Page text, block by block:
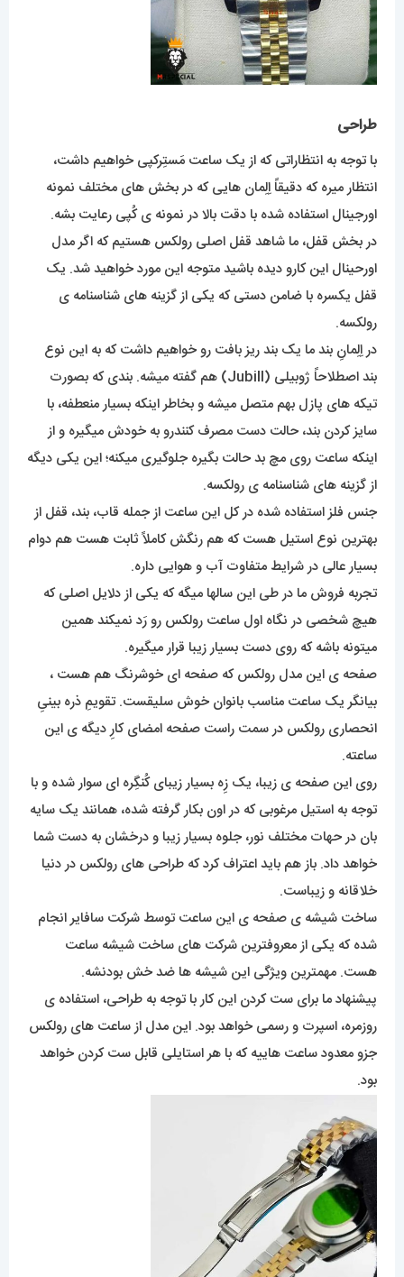
طراحی
با توجه به انتظاراتی که از یک ساعت مَستِرکپی خواهیم داشت،
انتظار میره که دقیقاً اِلِمان هایی که در بخش های مختلف نمونه
اورجینال استفاده شده با دقت بالا در نمونه ی کُپی رعایت بشه.
در بخش قفل، ما شاهد قفل اصلی رولکس هستیم که اگر مدل
اورحینال این کارو دیده باشید متوجه این مورد خواهید شد. یک
قفل یکسره با ضامن دستی که یکی از گزینه های شناسنامه ی
رولکسه.
در اِلِمانِ بند ما یک بند ریز بافت رو خواهیم داشت که به این نوع
بند اصطلاحاً ژوبیلی (Jubill) هم گفته میشه. بندی که بصورت
تیکه های پازل بهم متصل میشه و بخاطر اینکه بسیار منعطفه، با
سایز کردن بند، حالت دست مصرف کنندرو به خودش میگیره و از
اینکه ساعت روی مچ بد حالت بگیره جلوگیری میکنه؛ این یکی دیگه
از گزینه های شناسنامه ی رولکسه.
جنس فلز استفاده شده در کل این ساعت از جمله قاب، بند، قفل از
بهترین نوع استیل هست که هم رنگش کاملاً ثابت هست هم دوام
بسیار عالی در شرایط متفاوت آب و هوایی داره.
تجربه فروش ما در طی این سالها میگه که یکی از دلایل اصلی که
هیچ شخصی در نگاه اول ساعت رولکس رو رَد نمیکند همین
میتونه باشه که روی دست بسیار زیبا قرار میگیره.
صفحه ی این مدل رولکس که صفحه ای خوشرنگ هم هست ،
بیانگر یک ساعت مناسب بانوان خوش سلیقست. تقویمِ ذره بینیِ
انحصاری رولکس در سمت راست صفحه امضای کارِ دیگه ی این
ساعته.
روی این صفحه ی زیبا، یک زِه بسیار زیبای کُنگِره ای سوار شده و با
توجه به استیل مرغوبی که در اون بکار گرفته شده، همانند یک سایه
بان در حهات مختلف نور، جلوه بسیار زیبا و درخشان به دست شما
خواهد داد. باز هم باید اعتراف کرد که طراحی های رولکس در دنیا
خلاقانه و زیباست.
ساخت شیشه ی صفحه ی این ساعت توسط شرکت سافایر انجام
شده که یکی از معروفترین شرکت های ساخت شیشه ساعت
هست. مهمترین ویژگی این شیشه ها ضد خش بودنشه.
پیشنهاد ما برای ست کردن این کار با توجه به طراحی، استفاده ی
روزمره، اسپرت و رسمی خواهد بود. این مدل از ساعت های رولکس
جزو معدود ساعت هاییه که با هر استایلی قابل ست کردن خواهد
بود.